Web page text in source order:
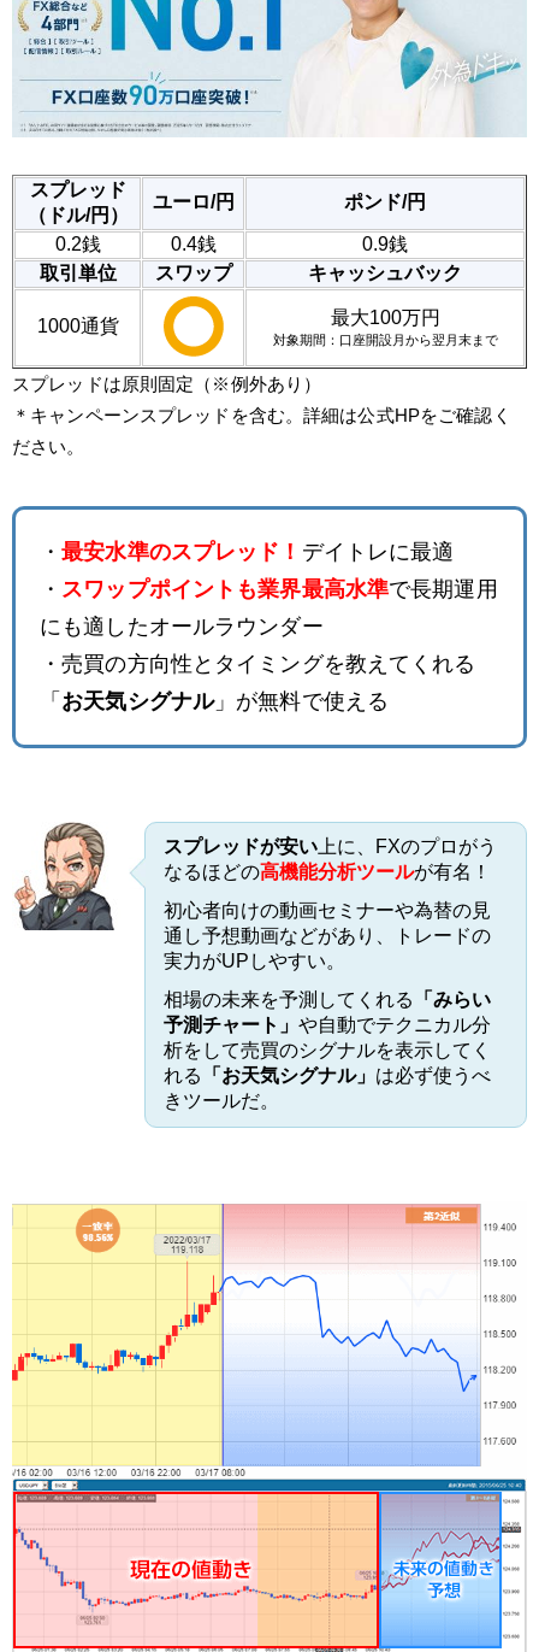
スプレッド
（ドル/円）
ユーロ/円 ポンド/円
0.2銭 0.4銭
0.9銭
取引単位
スワップ キャッシュバック
1000通貨 最大100万円
対象期間：口座開設月から翌月末まで
スプレッドは原則固定（※例外あり）
＊キャンペーンスプレッドを含む。詳細は公式HPをご確認く
ださい。
・最安水準のスプレッド！ デイトレに最適
・ スワップポイントも業界最高水準で長期運用
にも適したオールラウンダー
・売買の方向性とタイミングを教えてくれる
「 お天気シグナル」が無料で使える
スプレッドが安い 上に、FXのプロがう
なるほどの高機能分析ツールが有名！
初心者向けの動画セミナーや為替の見
通し予想動画などがあり、トレードの
実力がUPしやすい。
相場の未来を予測してくれる
「みらい
予測チャート」 や自動でテクニカル分
析をして売買のシグナルを表示してく
れる
「お天気シグナル」 は必ず使うべ
きツールだ。